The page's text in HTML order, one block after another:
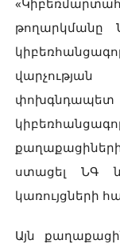
թողարկմանը
փոխգնդապետ
քաղաքացիների
ստացել ՆԳ
կառույցների
Այն